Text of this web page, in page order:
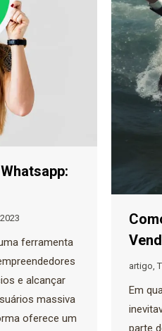
ferramenta
e alcançar
massiva
oferece um
artigo,
Em
parte